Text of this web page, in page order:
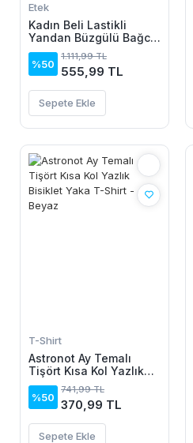
Etek
Kadın Beli Lastikli
Yandan Büzgülü Bağcık
Detaylı Midi Kaşkorse
Etek
%50
1.111,99 TL
555,99 TL
Sepete Ekle
T-Shirt
Astronot Ay Temalı
Tişört Kısa Kol Yazlık
Bisiklet Yaka T-Shirt -
Beyaz
%50
741,99 TL
370,99 TL
Sepete Ekle